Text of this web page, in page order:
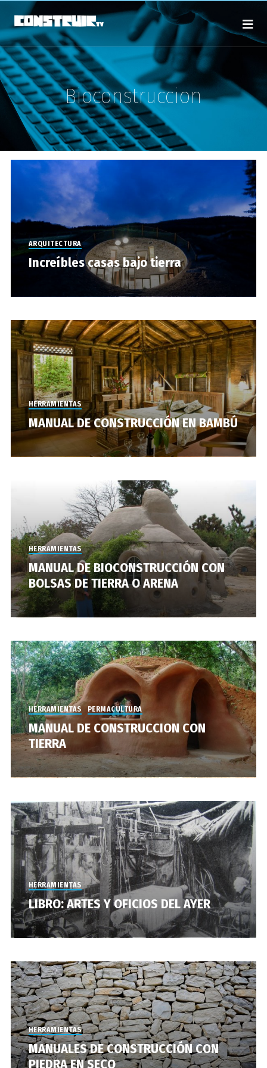
Bioconstruccion
ARQUITECTURA
Increíbles casas bajo tierra
HERRAMIENTAS
MANUAL DE CONSTRUCCIÓN EN BAMBÚ
HERRAMIENTAS
MANUAL DE BIOCONSTRUCCIÓN CON
BOLSAS DE TIERRA O ARENA
HERRAMIENTAS PERMACULTURA
MANUAL DE CONSTRUCCION CON
TIERRA
HERRAMIENTAS
LIBRO: ARTES Y OFICIOS DEL AYER
HERRAMIENTAS
MANUALES DE CONSTRUCCIÓN CON
PIEDRA EN SECO